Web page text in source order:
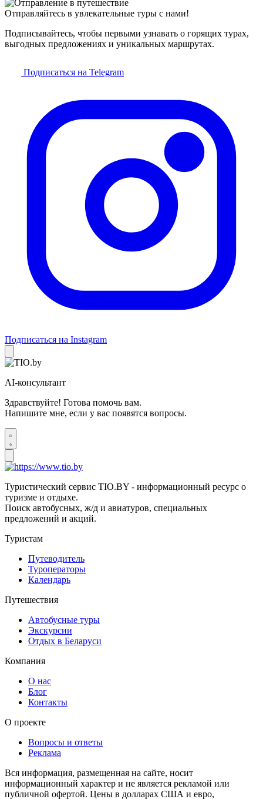
Отправляйтесь в увлекательные туры с нами!
Подписывайтесь, чтобы первыми узнавать о горящих турах,
выгодных предложениях и уникальных маршрутах.
Подписаться на Telegram
Подписаться на Instagram
AI-консультант
Здравствуйте! Готова помочь вам.
Напишите мне, если у вас появятся вопросы.
Туристический сервис TIO.BY - информационный ресурс о
туризме и отдыхе.
Поиск автобусных, ж/д и авиатуров, специальных
предложений и акций.
Туристам
Путеводитель
Туроператоры
Календарь
Путешествия
Автобусные туры
Экскурсии
Отдых в Беларуси
Компания
О нас
Блог
Контакты
О проекте
Вопросы и ответы
Реклама
Вся информация, размещенная на сайте, носит
информационный характер и не является рекламой или
публичной офертой. Цены в долларах США и евро,